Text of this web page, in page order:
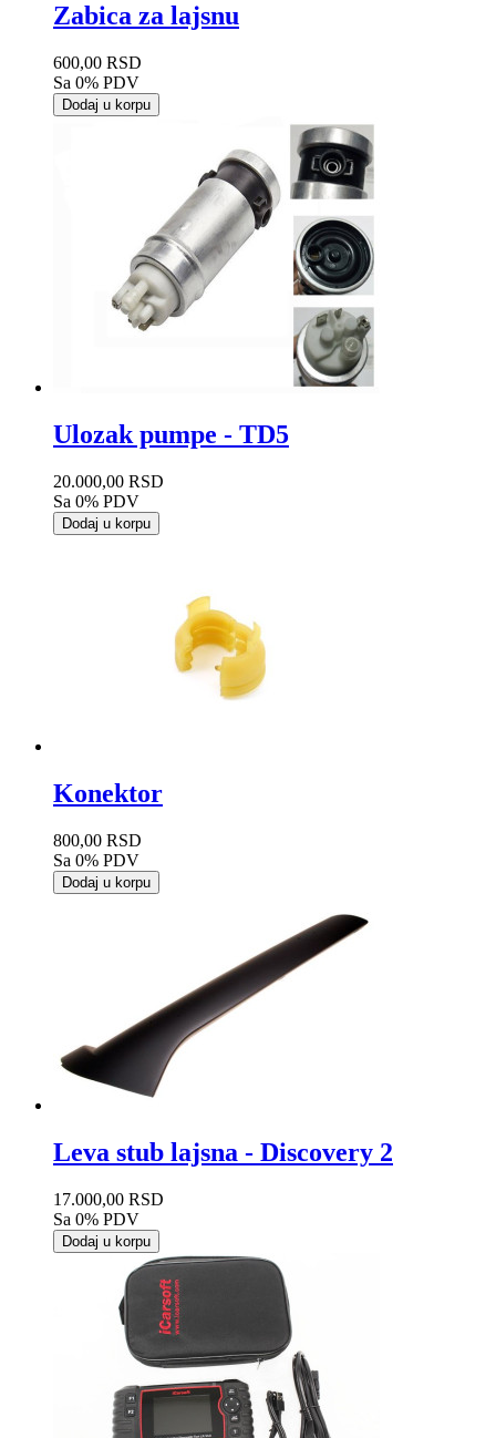
Zabica za lajsnu
600,00 RSD
Sa 0% PDV
Dodaj u korpu
Ulozak pumpe - TD5
20.000,00 RSD
Sa 0% PDV
Dodaj u korpu
Konektor
800,00 RSD
Sa 0% PDV
Dodaj u korpu
Leva stub lajsna - Discovery 2
17.000,00 RSD
Sa 0% PDV
Dodaj u korpu